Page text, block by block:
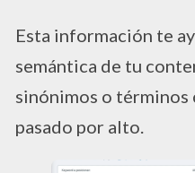
Esta información te
semántica de tu
sinónimos o términos
pasado por alto.